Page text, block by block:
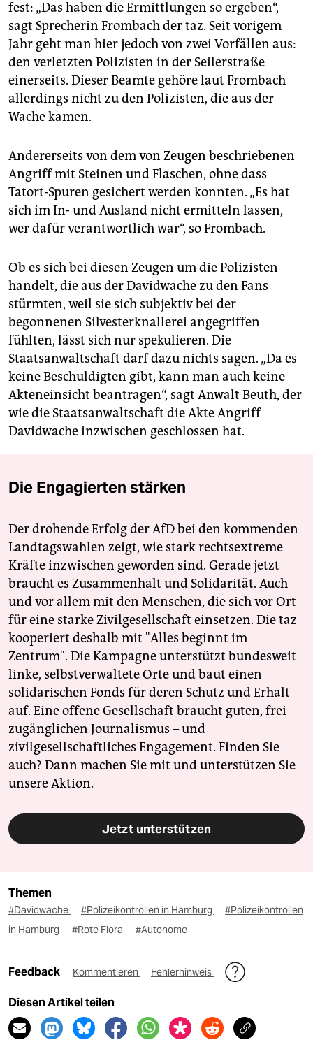
fest: „Das haben die Ermittlungen so ergeben“,
sagt Sprecherin Frombach der taz. Seit vorigem
Jahr geht man hier jedoch von zwei Vorfällen aus:
den verletzten Polizisten in der Seilerstraße
einerseits. Dieser Beamte gehöre laut Frombach
allerdings nicht zu den Polizisten, die aus der
Wache kamen.
Andererseits von dem von Zeugen beschriebenen
Angriff mit Steinen und Flaschen, ohne dass
Tatort-Spuren gesichert werden konnten. „Es hat
sich im In- und Ausland nicht ermitteln lassen,
wer dafür verantwortlich war“, so Frombach.
Ob es sich bei diesen Zeugen um die Polizisten
handelt, die aus der Davidwache zu den Fans
stürmten, weil sie sich subjektiv bei der
begonnenen Silvesterknallerei angegriffen
fühlten, lässt sich nur spekulieren. Die
Staatsanwaltschaft darf dazu nichts sagen. „Da es
keine Beschuldigten gibt, kann man auch keine
Akteneinsicht beantragen“, sagt Anwalt Beuth, der
wie die Staatsanwaltschaft die Akte Angriff
Davidwache inzwischen geschlossen hat.
Die Engagierten stärken
Der drohende Erfolg der AfD bei den kommenden
Landtagswahlen zeigt, wie stark rechtsextreme
Kräfte inzwischen geworden sind. Gerade jetzt
braucht es Zusammenhalt und Solidarität. Auch
und vor allem mit den Menschen, die sich vor Ort
für eine starke Zivilgesellschaft einsetzen. Die taz
kooperiert deshalb mit "Alles beginnt im
Zentrum". Die Kampagne unterstützt bundesweit
linke, selbstverwaltete Orte und baut einen
solidarischen Fonds für deren Schutz und Erhalt
auf. Eine offene Gesellschaft braucht guten, frei
zugänglichen Journalismus – und
zivilgesellschaftliches Engagement. Finden Sie
auch? Dann machen Sie mit und unterstützen Sie
unsere Aktion.
Jetzt unterstützen
Themen
#Davidwache #Polizeikontrollen in Hamburg
#Polizeikontrollen
in Hamburg
#Rote Flora #Autonome
Feedback Kommentieren Fehlerhinweis
Diesen Artikel teilen